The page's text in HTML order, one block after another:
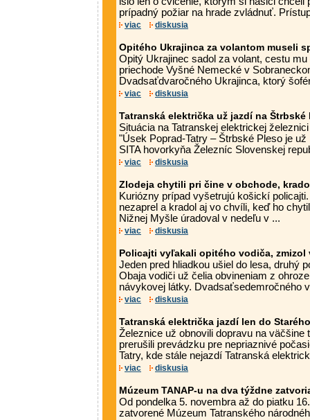
prípadný požiar na hrade zvládnuť.
viac diskusia
Opitého Ukrajinca za volantom museli
Opitý Ukrajinec sadol za volant, cestu
priechode Vyšné Nemecké v
Dvadsaťdvaročného Ukrajinca, ktorý
viac diskusia
Tatranská električka už jazdí na Štrbské
Situácia na Tatranskej elektrickej
"Úsek Poprad-Tatry – Štrbské Pleso je už
SITA hovorkyňa Železníc Slovenskej
viac diskusia
Zlodeja chytili pri čine v obchode,
Kuriózny prípad vyšetrujú košickí
nezaprel a kradol aj vo chvíli, keď ho
Nižnej Myšle úradoval v nedeľu v ...
viac diskusia
Policajti vyľakali opitého vodiča, zmizol
Jeden pred hliadkou ušiel do lesa, druhý
Obaja vodiči už čelia obvineniam z
návykovej látky. Dvadsaťsedemročného
viac diskusia
Tatranská električka jazdí len do
Železnice už obnovili dopravu na väčšine
prerušili prevádzku pre nepriaznivé
Tatry, kde stále nejazdí Tatranská
viac diskusia
Múzeum TANAP-u na dva týždne
Od pondelka 5. novembra až do piatku
zatvorené Múzeum Tatranského